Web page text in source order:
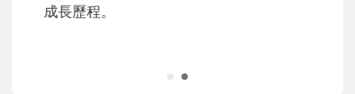
成長歷程。